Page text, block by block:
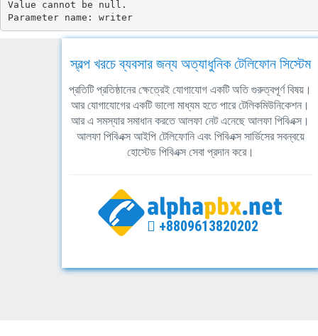
Value cannot be null.
Parameter name: writer
স্বল্প খরচে ব্যবসার জন্য অত্যাধুনিক টেলিফোন সিস্টেম
প্রতিটি প্রতিষ্ঠানের ক্ষেত্রেই যোগাযোগ একটি অতি গুরুত্বপূর্ণ বিষয়।
আর যোগাযোগের একটি ভালো মাধ্যম হতে পারে টেলিকমিউনিকেশন।
আর এ সমস্যার সমাধান করতে আলফা নেট এনেছে আলফা পিবিএক্স।
আলফা পিবিএক্স আইপি টেলিফোনি এবং পিবিএক্স সার্ভিসের সবন্বয়ে
হোস্টেড পিবিএক্স সেবা প্রদান করে।
+8809613820202